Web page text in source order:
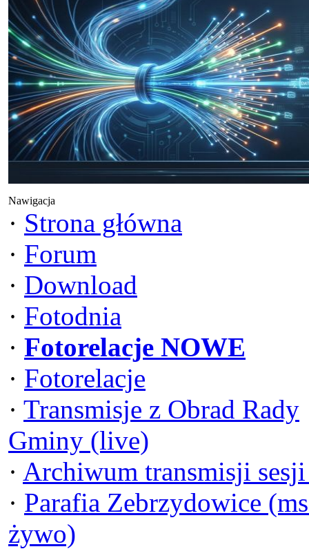
Nawigacja
· Strona główna
· Forum
· Download
· Fotodnia
· Fotorelacje NOWE
· Fotorelacje
· Transmisje z Obrad Rady
Gminy (live)
· Archiwum transmisji
· Parafia Zebrzydowice
żywo)